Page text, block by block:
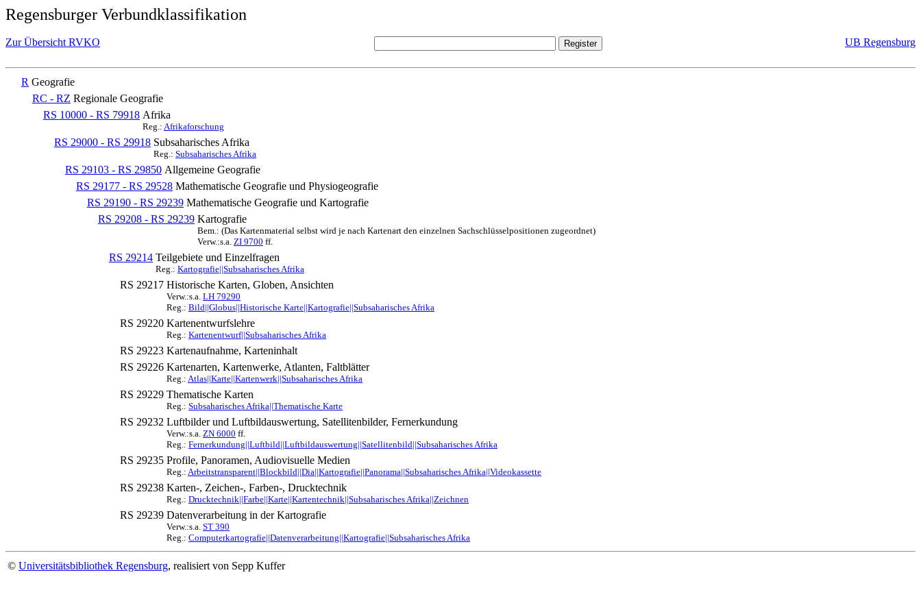
Regensburger Verbundklassifikation
Zur Übersicht RVKO UB Regensburg
R Geografie
RC - RZ Regionale Geografie
RS 10000 - RS 79918 Afrika
Reg.: Afrikaforschung
RS 29000 - RS 29918 Subsaharisches Afrika
Reg.: Subsaharisches Afrika
RS 29103 - RS 29850 Allgemeine Geografie
RS 29177 - RS 29528 Mathematische Geografie und Physiogeografie
RS 29190 - RS 29239 Mathematische Geografie und Kartografie
RS 29208 - RS 29239 Kartografie
Bem.: (Das Kartenmaterial selbst wird je nach Kartenart den einzelnen Sachschlüsselpositionen zugeordnet)
Verw.:s.a. ZI 9700 ff.
RS 29214 Teilgebiete und Einzelfragen
Reg.: Kartografie||Subsaharisches Afrika
RS 29217 Historische Karten, Globen, Ansichten
Verw.:s.a. LH 79290
Reg.: Bild||Globus||Historische Karte||Kartografie||Subsaharisches Afrika
RS 29220 Kartenentwurfslehre
Reg.: Kartenentwurf||Subsaharisches Afrika
RS 29223 Kartenaufnahme, Karteninhalt
RS 29226 Kartenarten, Kartenwerke, Atlanten, Faltblätter
Reg.: Atlas||Karte||Kartenwerk||Subsaharisches Afrika
RS 29229 Thematische Karten
Reg.: Subsaharisches Afrika||Thematische Karte
RS 29232 Luftbilder und Luftbildauswertung, Satellitenbilder, Fernerkundung
Verw.:s.a. ZN 6000 ff.
Reg.: Fernerkundung||Luftbild||Luftbildauswertung||Satellitenbild||Subsaharisches Afrika
RS 29235 Profile, Panoramen, Audiovisuelle Medien
Reg.: Arbeitstransparent||Blockbild||Dia||Kartografie||Panorama||Subsaharisches Afrika||Videokassette
RS 29238 Karten-, Zeichen-, Farben-, Drucktechnik
Reg.: Drucktechnik||Farbe||Karte||Kartentechnik||Subsaharisches Afrika||Zeichnen
RS 29239 Datenverarbeitung in der Kartografie
Verw.:s.a. ST 390
Reg.: Computerkartografie||Datenverarbeitung||Kartografie||Subsaharisches Afrika
© Universitätsbibliothek Regensburg, realisiert von Sepp Kuffer